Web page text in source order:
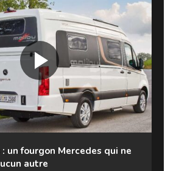
un fourgon Mercedes qui ne
autre